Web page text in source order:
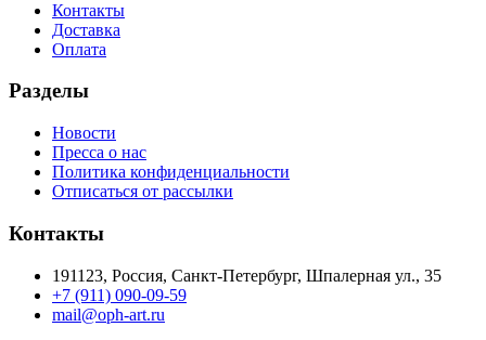
Контакты
Доставка
Оплата
Разделы
Новости
Пресса о нас
Политика конфиденциальности
Отписаться от рассылки
Контакты
191123, Россия, Санкт-Петербург, Шпалерная ул., 35
+7 (911) 090-09-59
mail@oph-art.ru